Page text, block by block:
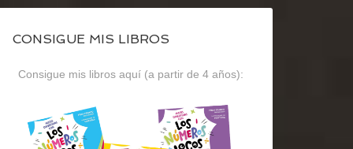
CONSIGUE MIS LIBROS
Consigue mis libros aquí (a partir de 4 años):